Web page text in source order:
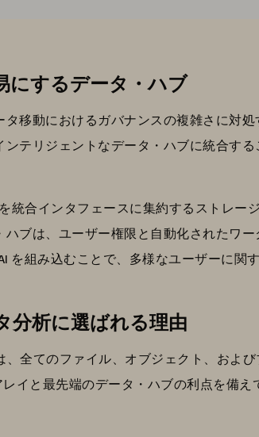
にするデータ・ハブ
移動におけるガバナンスの複雑さに対
テリジェントなデータ・ハブに統合す
統合インタフェースに集約するストレー
ブは、ユーザー権限と自動化されたワ
を組み込むことで、多様なユーザーに関
分析に選ばれる理由
、全てのファイル、オブジェクト、およ
イと最先端のデータ・ハブの利点を備